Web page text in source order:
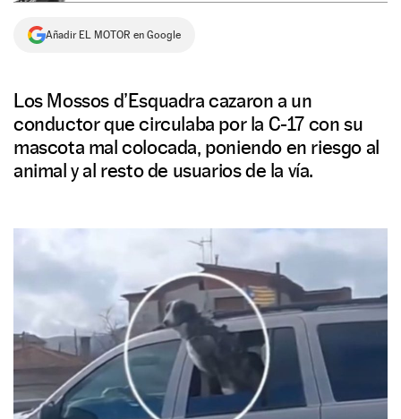
Añadir EL MOTOR en Google
Los Mossos d’Esquadra cazaron a un
conductor que circulaba por la C-17 con su
mascota mal colocada, poniendo en riesgo al
animal y al resto de usuarios de la vía.